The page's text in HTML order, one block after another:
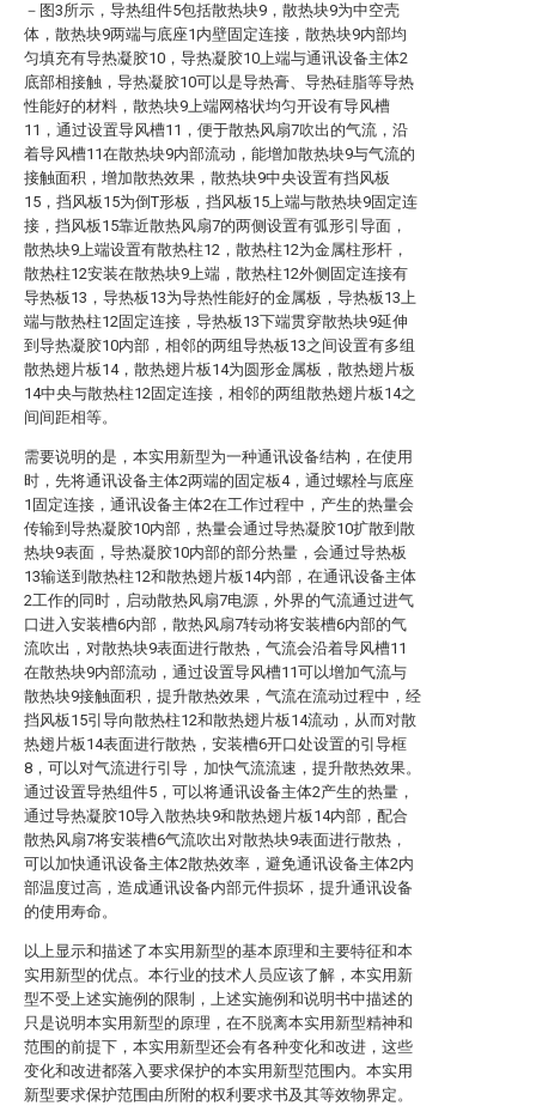
－图3所示，导热组件5包括散热块9，散热块9为中空壳
体，散热块9两端与底座1内壁固定连接，散热块9内部均
匀填充有导热凝胶10，导热凝胶10上端与通讯设备主体2
底部相接触，导热凝胶10可以是导热膏、导热硅脂等导热
性能好的材料，散热块9上端网格状均匀开设有导风槽
11，通过设置导风槽11，便于散热风扇7吹出的气流，沿
着导风槽11在散热块9内部流动，能增加散热块9与气流的
接触面积，增加散热效果，散热块9中央设置有挡风板
15，挡风板15为倒T形板，挡风板15上端与散热块9固定连
接，挡风板15靠近散热风扇7的两侧设置有弧形引导面，
散热块9上端设置有散热柱12，散热柱12为金属柱形杆，
散热柱12安装在散热块9上端，散热柱12外侧固定连接有
导热板13，导热板13为导热性能好的金属板，导热板13上
端与散热柱12固定连接，导热板13下端贯穿散热块9延伸
到导热凝胶10内部，相邻的两组导热板13之间设置有多组
散热翅片板14，散热翅片板14为圆形金属板，散热翅片板
14中央与散热柱12固定连接，相邻的两组散热翅片板14之
间间距相等。
需要说明的是，本实用新型为一种通讯设备结构，在使用
时，先将通讯设备主体2两端的固定板4，通过螺栓与底座
1固定连接，通讯设备主体2在工作过程中，产生的热量会
传输到导热凝胶10内部，热量会通过导热凝胶10扩散到散
热块9表面，导热凝胶10内部的部分热量，会通过导热板
13输送到散热柱12和散热翅片板14内部，在通讯设备主体
2工作的同时，启动散热风扇7电源，外界的气流通过进气
口进入安装槽6内部，散热风扇7转动将安装槽6内部的气
流吹出，对散热块9表面进行散热，气流会沿着导风槽11
在散热块9内部流动，通过设置导风槽11可以增加气流与
散热块9接触面积，提升散热效果，气流在流动过程中，经
挡风板15引导向散热柱12和散热翅片板14流动，从而对散
热翅片板14表面进行散热，安装槽6开口处设置的引导框
8，可以对气流进行引导，加快气流流速，提升散热效果。
通过设置导热组件5，可以将通讯设备主体2产生的热量，
通过导热凝胶10导入散热块9和散热翅片板14内部，配合
散热风扇7将安装槽6气流吹出对散热块9表面进行散热，
可以加快通讯设备主体2散热效率，避免通讯设备主体2内
部温度过高，造成通讯设备内部元件损坏，提升通讯设备
的使用寿命。
以上显示和描述了本实用新型的基本原理和主要特征和本
实用新型的优点。本行业的技术人员应该了解，本实用新
型不受上述实施例的限制，上述实施例和说明书中描述的
只是说明本实用新型的原理，在不脱离本实用新型精神和
范围的前提下，本实用新型还会有各种变化和改进，这些
变化和改进都落入要求保护的本实用新型范围内。本实用
新型要求保护范围由所附的权利要求书及其等效物界定。